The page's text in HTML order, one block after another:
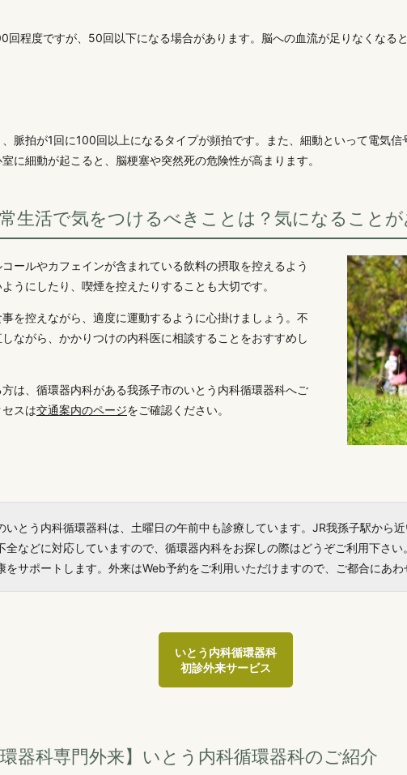
回程度ですが、50回以下になる場合があります。脳への血流が足りなくなる
脈拍が1回に100回以上になるタイプが頻拍です。また、細動といって電気
に細動が起こると、脳梗塞や突然死の危険性が高まります。
常生活で気をつけるべきことは？気になること
ールやカフェインが含まれている飲料の摂取を控えるよう
うにしたり、喫煙を控えたりすることも大切です。
を控えながら、適度に運動するように心掛けましょう。不
ながら、かかりつけの内科医に相談することをおすすめし
は、循環器内科がある我孫子市のいとう内科循環器科へご
スは交通案内のページをご確認ください。
いとう内科循環器科は、土曜日の午前中も診療しています。JR我孫子駅から
全などに対応していますので、循環器内科をお探しの際はどうぞご利用下さ
をサポートします。外来はWeb予約をご利用いただけますので、ご都合にあ
いとう内科循環器科
初診外来サービス
器科専門外来】いとう内科循環器科のご紹介